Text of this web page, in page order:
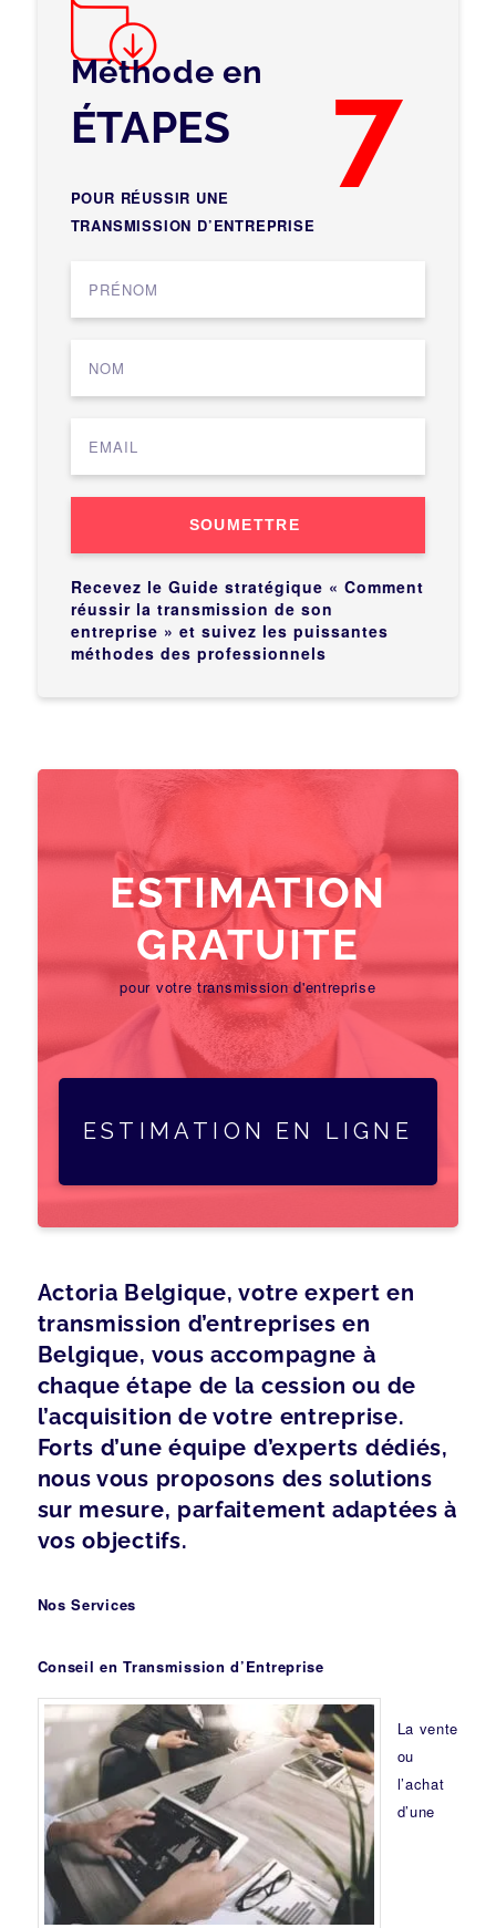
Méthode en 7
ÉTAPES
POUR RÉUSSIR UNE
TRANSMISSION D’ENTREPRISE
SOUMETTRE
Recevez le Guide stratégique « Comment
réussir la transmission de son
entreprise » et suivez les puissantes
méthodes des professionnels
ESTIMATION
GRATUITE
pour votre transmission d'entreprise
ESTIMATION EN LIGNE
Actoria Belgique, votre expert en
transmission d’entreprises en
Belgique, vous accompagne à
chaque étape de la cession ou de
l’acquisition de votre entreprise.
Forts d’une équipe d’experts dédiés,
nous vous proposons des solutions
sur mesure, parfaitement adaptées à
vos objectifs.
Nos Services
Conseil en Transmission d’Entreprise
La vente
ou
l’achat
d’une